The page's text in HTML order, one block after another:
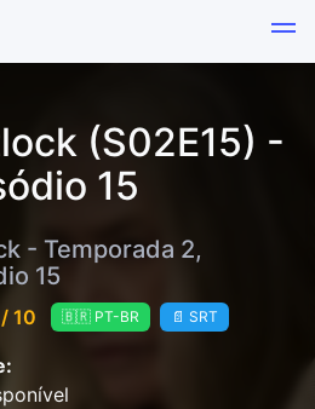
(S02E15) -
15
- Temporada 2,
15
10 🇧🇷 PT-BR 📄 SRT